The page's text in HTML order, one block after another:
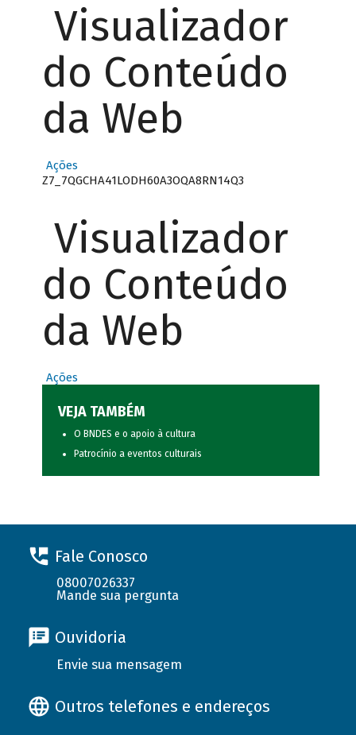
Visualizador
do Conteúdo
da Web
Ações
Z7_7QGCHA41LODH60A3OQA8RN14Q3
Visualizador
do Conteúdo
da Web
Ações
VEJA TAMBÉM
O BNDES e o apoio à cultura
Patrocínio a eventos culturais
Fale Conosco
08007026337
Mande sua pergunta
Ouvidoria
Envie sua mensagem
Outros telefones e endereços